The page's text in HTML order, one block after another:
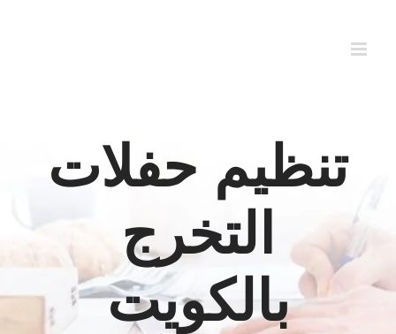
تنظيم حفلات
التخرج
بالكويت